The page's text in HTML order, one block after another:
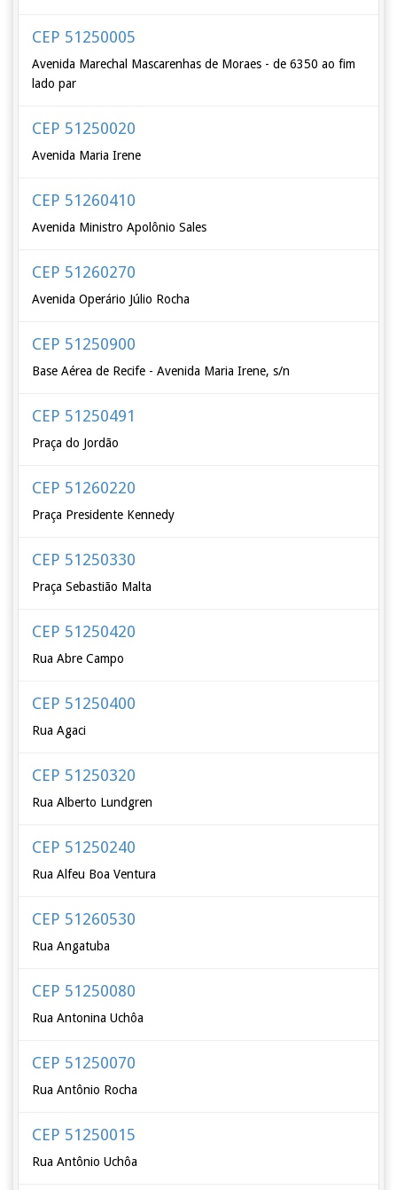
CEP 51250005
Avenida Marechal Mascarenhas de Moraes - de 6350 ao fim
lado par
CEP 51250020
Avenida Maria Irene
CEP 51260410
Avenida Ministro Apolônio Sales
CEP 51260270
Avenida Operário Júlio Rocha
CEP 51250900
Base Aérea de Recife - Avenida Maria Irene, s/n
CEP 51250491
Praça do Jordão
CEP 51260220
Praça Presidente Kennedy
CEP 51250330
Praça Sebastião Malta
CEP 51250420
Rua Abre Campo
CEP 51250400
Rua Agaci
CEP 51250320
Rua Alberto Lundgren
CEP 51250240
Rua Alfeu Boa Ventura
CEP 51260530
Rua Angatuba
CEP 51250080
Rua Antonina Uchôa
CEP 51250070
Rua Antônio Rocha
CEP 51250015
Rua Antônio Uchôa